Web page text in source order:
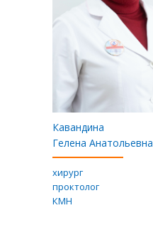
Кавандина
Гелена Анатольевна
хирург
проктолог
КМН